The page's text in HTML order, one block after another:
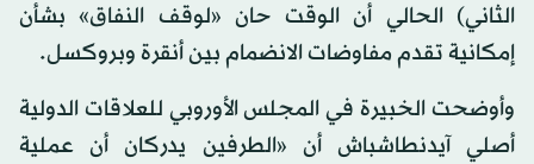
الثاني) الحالي أن الوقت حان «لوقف النفاق» بشأن
إمكانية تقدم مفاوضات الانضمام بين أنقرة وبروكسل.
وأوضحت الخبيرة في المجلس الأوروبي للعلاقات الدولية
أصلي آيدنطاشباش أن «الطرفين يدركان أن عملية